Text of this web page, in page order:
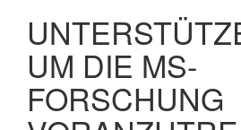
UM DIE MS-
FORSCHUNG